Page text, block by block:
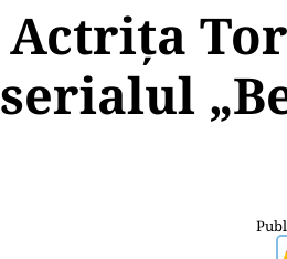
Actriţa
serialul